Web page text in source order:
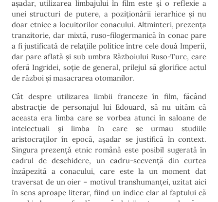
așadar, utilizarea limbajului în film este și o reflexie a
unei structuri de putere, a poziționării ierarhice și nu
doar etnice a locuitorilor conacului. Altminteri, prezența
tranzitorie, dar mixtă, ruso-filogermanică în conac pare
a fi justificată de relațiile politice între cele două Imperii,
dar pare aflată și sub umbra Războiului Ruso-Turc, care
oferă Ingridei, soție de general, prilejul să glorifice actul
de război și masacrarea otomanilor.
Cât despre utilizarea limbii franceze în film, făcând
abstracție de personajul lui Edouard, să nu uităm că
aceasta era limba care se vorbea atunci în saloane de
intelectuali și limba în care se urmau studiile
aristocraților în epocă, așadar se justifică în context.
Singura prezență etnic română este posibil sugerată în
cadrul de deschidere, un cadru-secvență din curtea
înzăpezită a conacului, care este la un moment dat
traversat de un oier – motivul transhumanței, uzitat aici
în sens aproape literar, fiind un indice clar al faptului că